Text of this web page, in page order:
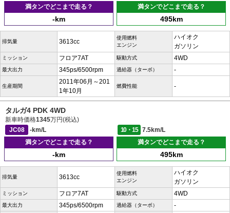
満タンでどこまで走る？
-km
満タンでどこまで走る？
495km
排気量 3613cc
使用燃料
エンジン
ハイオク
ガソリン
ミッション フロア7AT 駆動方式 4WD
最大出力 345ps/6500rpm 過給器（ターボ） -
生産期間
2011年06月～201
1年10月
燃費性能 -
タルガ4 PDK 4WD
新車時価格1345万円(税込)
JC08
-km/L 10・15
7.5km/L
満タンでどこまで走る？
-km
満タンでどこまで走る？
495km
排気量 3613cc
使用燃料
エンジン
ハイオク
ガソリン
ミッション フロア7AT 駆動方式 4WD
最大出力 345ps/6500rpm 過給器（ターボ） -